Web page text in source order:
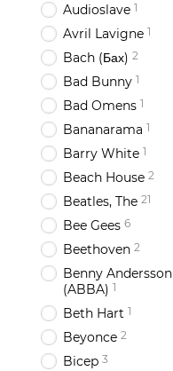
Audioslave 1
Avril Lavigne 1
Bach (Бах) 2
Bad Bunny 1
Bad Omens 1
Bananarama 1
Barry White 1
Beach House 2
Beatles, The 21
Bee Gees 6
Beethoven 2
Benny Andersson
(ABBA) 1
Beth Hart 1
Beyonce 2
Bicep 3